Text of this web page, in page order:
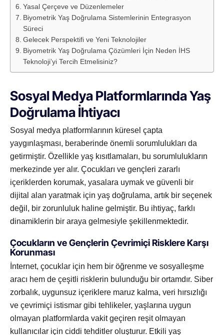
Yasal Çerçeve ve Düzenlemeler
Biyometrik Yaş Doğrulama Sistemlerinin Entegrasyon
Süreci
Gelecek Perspektifi ve Yeni Teknolojiler
Biyometrik Yaş Doğrulama Çözümleri İçin Neden İHS
Teknoloji’yi Tercih Etmelisiniz?
Sosyal Medya Platformlarında Yaş
Doğrulama İhtiyacı
Sosyal medya platformlarının küresel çapta
yaygınlaşması, beraberinde önemli sorumlulukları da
getirmiştir. Özellikle yaş kısıtlamaları, bu sorumlulukların
merkezinde yer alır. Çocukları ve gençleri zararlı
içeriklerden korumak, yasalara uymak ve güvenli bir
dijital alan yaratmak için yaş doğrulama, artık bir seçenek
değil, bir zorunluluk haline gelmiştir. Bu ihtiyaç, farklı
dinamiklerin bir araya gelmesiyle şekillenmektedir.
Çocukların ve Gençlerin Çevrimiçi Risklere Karşı
Korunması
İnternet, çocuklar için hem bir öğrenme ve sosyalleşme
aracı hem de çeşitli risklerin bulunduğu bir ortamdır. Siber
zorbalık, uygunsuz içeriklere maruz kalma, veri hırsızlığı
ve çevrimiçi istismar gibi tehlikeler, yaşlarına uygun
olmayan platformlarda vakit geçiren reşit olmayan
kullanıcılar için ciddi tehditler oluşturur. Etkili yaş